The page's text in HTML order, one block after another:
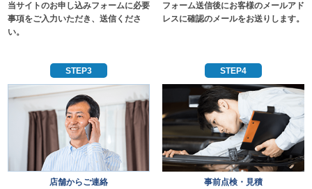
当サイトのお申し込みフォームに必要
事項をご入力いただき、送信くださ
い。
フォーム送信後にお客様のメールアド
レスに確認のメールをお送りします。
STEP3
店舗からご連絡
STEP4
事前点検・見積